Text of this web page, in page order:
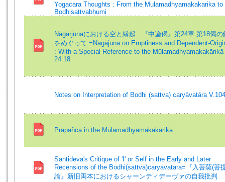
Yogacara Thoughts : From the Mulamadhyamakakarika to
Bodhisattvabhumi
Nāgārjunaにおける空と縁起 : 『中論偈』第24章.第18偈の
をめぐって =Nāgājuna on Emptiness and Dependent-
: With a Special Reference to the Mūlamadhyamakakārikā
24.18
Notes on Interpretation of Bodhi (sattva) caryāvatāra
Prapañca in the Mūlamadhyamakakārikā
Santideva's Critique of 'I' or Self in the Early and Later
Recensions of the Bodhi(sattva)caryavatara=『入菩薩(菩
論』新旧両本におけるシャーンティデーヴァの自我批判